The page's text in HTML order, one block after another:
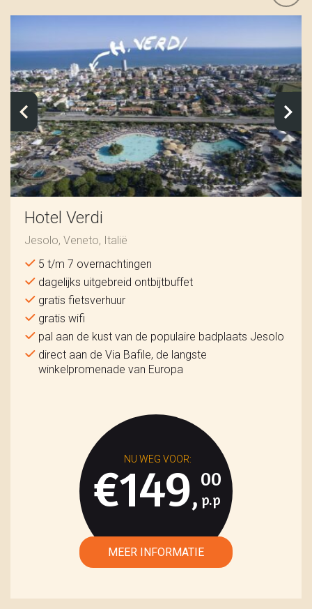
Hotel Verdi
Jesolo, Veneto, Italië
5 t/m 7 overnachtingen
dagelijks uitgebreid ontbijtbuffet
gratis fietsverhuur
gratis wifi
pal aan de kust van de populaire badplaats Jesolo
direct aan de Via Bafile, de langste
winkelpromenade van Europa
€149,
00